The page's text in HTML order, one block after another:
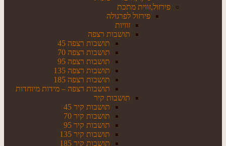
פירזול,זווית מתכת
פירזול לפרגולה
זוויות
תושבות רצפה
תושבות רצפה 45
תושבות רצפה 70
תושבות רצפה 95
תושבות רצפה 135
תושבות רצפה 185
תושבות רצפה – מידות מיוחדות
תושבות קיר
תושבות קיר 45
תושבות קיר 70
תושבות קיר 95
תושבות קיר 135
תושבות קיר 185